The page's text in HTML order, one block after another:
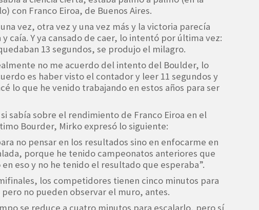
con Franco Eiroa, de Buenos Aires.
vez, otra vez y una vez más y la victoria parecía
y caía. Y ya cansado de caer, lo intentó por última vez:
13 segundos, se produjo el milagro.
no me acuerdo del intento del Boulder, lo
es haber visto el contador y leer 11 segundos y
lo que he venido trabajando en estos años para ser
sabía sobre el rendimiento de Franco Eiroa en el
Bourder, Mirko expresó lo siguiente:
no pensar en los resultados sino en enfocarme en
porque he tenido campeonatos anteriores que
eso y no he tenido el resultado que esperaba”.
los competidores tienen cinco minutos para
pero no pueden observar el muro, antes.